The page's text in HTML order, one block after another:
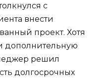
с
внести
проект. Хотя
дополнительную
решил
долгосрочных